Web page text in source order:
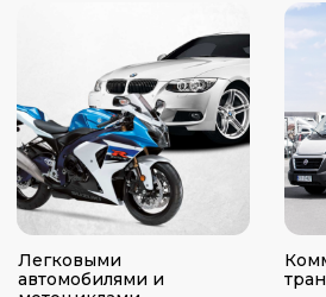
Наша цель — превратить процесс
растаможки транспортного средства в
клиента путь без лишней бюрократии и
стресса и непредвиденных расходов.
Решение сложных и нестандартных
кейсов
получение действующего ЭПТС